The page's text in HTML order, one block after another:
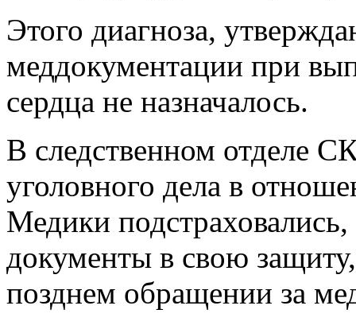
Этого диагноза,
меддокументации при
сердца не назначалось.
В следственном отделе
уголовного дела в
Медики
документы в свою
позднем обращении за